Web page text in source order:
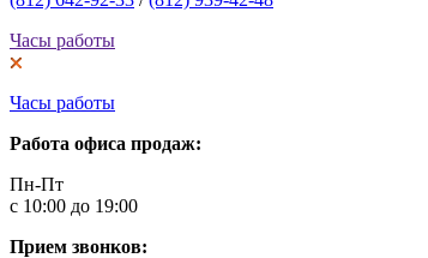
Часы работы
Часы работы
Работа офиса продаж:
Пн-Пт
с 10:00 до 19:00
Прием звонков: